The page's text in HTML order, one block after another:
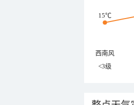
15℃
西南风
<3级